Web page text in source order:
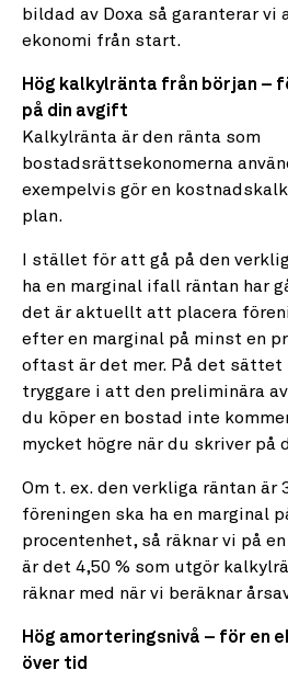
bildad av Doxa så garanterar vi
ekonomi från start.
Hög kalkylränta från början –
på din avgift
Kalkylränta är den ränta som
bostadsrättsekonomerna
exempelvis gör en
plan.
I stället för att gå på den
ha en marginal ifall räntan har
det är aktuellt att placera
efter en marginal på minst en
oftast är det mer. På det sättet
tryggare i att den preliminära
du köper en bostad inte
mycket högre när du skriver
Om t. ex. den verkliga räntan är
föreningen ska ha en marginal
procentenhet, så räknar vi på
är det 4,50 % som utgör
räknar med när vi beräknar
Hög amorteringsnivå – för en
över tid